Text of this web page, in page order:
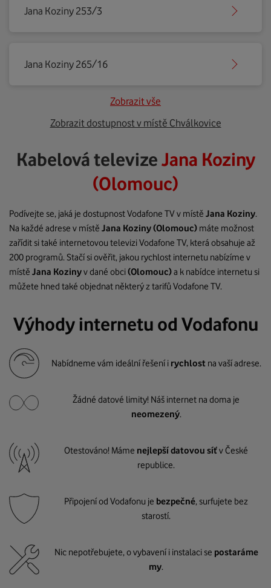
Jana Koziny 253/3
Jana Koziny 265/16
Zobrazit vše
Zobrazit dostupnost v místě Chválkovice
Kabelová televizeJana Koziny
(Olomouc)
Podívejte se, jaká je dostupnost Vodafone TV v místě Jana Koziny.
Na každé adrese v místě Jana Koziny(Olomouc) máte možnost
zařídit si také internetovou televizi Vodafone TV, která obsahuje až
200 programů. Stačí si ověřit, jakou rychlost internetu nabízíme v
místě Jana Kozinyv dané obci(Olomouc)a k nabídce internetu si
můžete hned také objednat některý z tarifů Vodafone TV.
Výhody internetu od Vodafonu
Nabídneme vám ideální řešení i rychlost na vaší adrese.
Žádné datové limity! Náš internet na doma je
neomezený.
Otestováno! Máme nejlepší datovou síťv České
republice.
Připojení od Vodafonu je bezpečné, surfujete bez
starostí.
Nic nepotřebujete, o vybavení i instalaci se postaráme
my.